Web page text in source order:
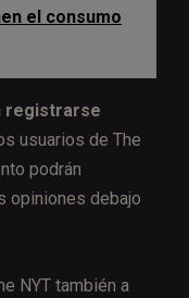
el consumo
registrarse
usuarios de The
podrán
opiniones debajo
NYT también a